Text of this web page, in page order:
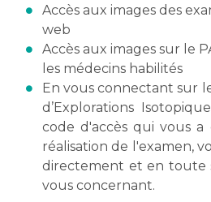
Accès aux images des
web
Accès aux images sur le
les médecins habilités
En vous connectant sur
d’Explorations
code d'accès qui vous
réalisation de l'examen,
directement et en toute
vous concernant.